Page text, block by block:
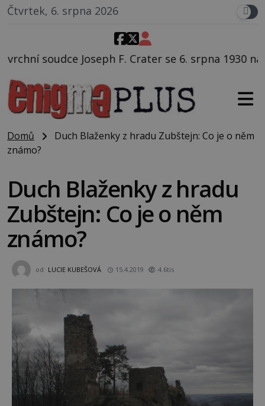
Čtvrtek, 6. srpna 2026
F. Crater se 6. srpna 1930 navečeří ve své
Domů
Duch Blaženky z hradu Zubštejn: Co je o něm
známo?
Duch Blaženky z hradu
Zubštejn: Co je o něm
známo?
od LUCIE KUBEŠOVÁ 15.4.2019 4.6tis